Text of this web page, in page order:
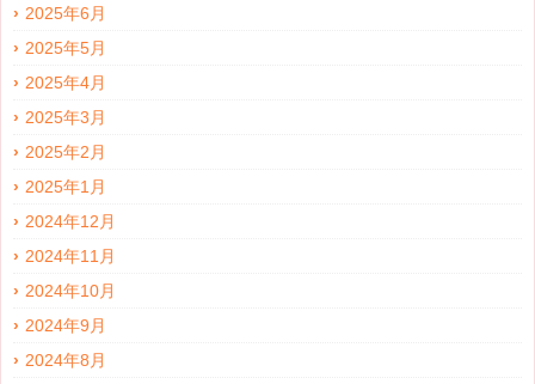
2025年6月
2025年5月
2025年4月
2025年3月
2025年2月
2025年1月
2024年12月
2024年11月
2024年10月
2024年9月
2024年8月